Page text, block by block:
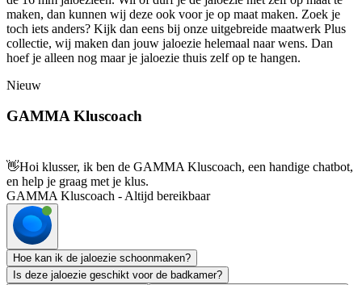
maken, dan kunnen wij deze ook voor je op maat maken. Zoek je
toch iets anders? Kijk dan eens bij onze uitgebreide maatwerk Plus
collectie, wij maken dan jouw jaloezie helemaal naar wens. Dan
hoef je alleen nog maar je jaloezie thuis zelf op te hangen.
Nieuw
GAMMA Kluscoach
👋Hoi klusser, ik ben de GAMMA Kluscoach, een handige chatbot,
en help je graag met je klus.
GAMMA Kluscoach - Altijd bereikbaar
Hoe kan ik de jaloezie schoonmaken?
Is deze jaloezie geschikt voor de badkamer?